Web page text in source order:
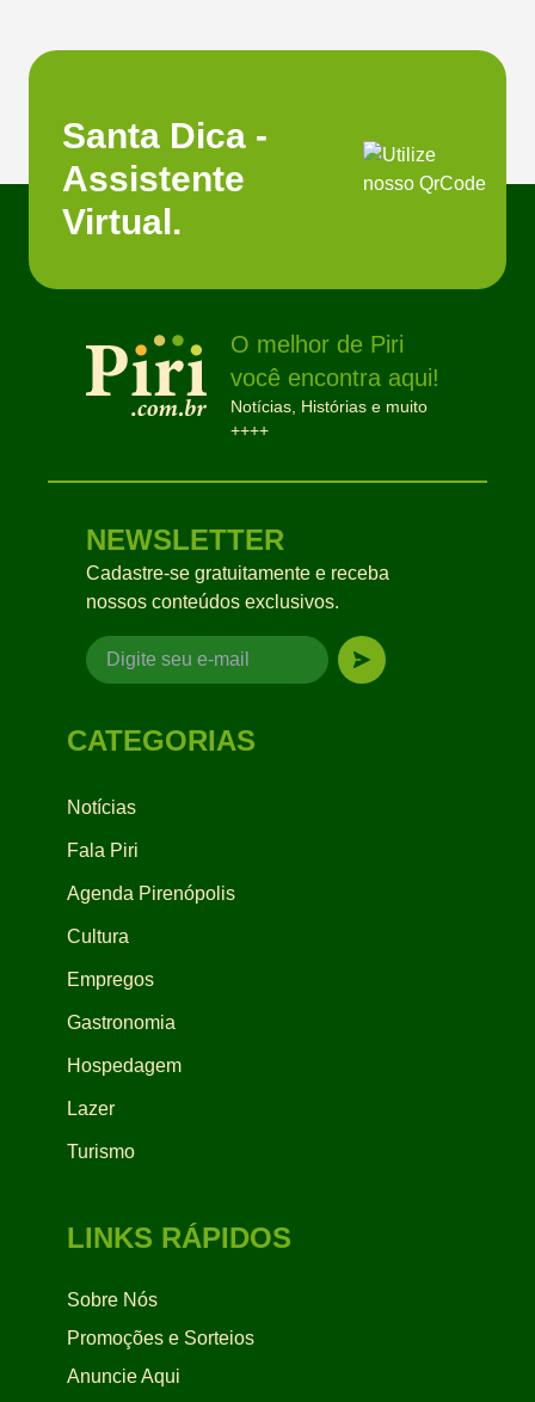
Santa Dica -
Assistente
Virtual.
O melhor de Piri
você encontra aqui!
Notícias, Histórias e muito
++++
NEWSLETTER
Cadastre-se gratuitamente e receba
nossos conteúdos exclusivos.
CATEGORIAS
Notícias
Fala Piri
Agenda Pirenópolis
Cultura
Empregos
Gastronomia
Hospedagem
Lazer
Turismo
LINKS RÁPIDOS
Sobre Nós
Promoções e Sorteios
Anuncie Aqui